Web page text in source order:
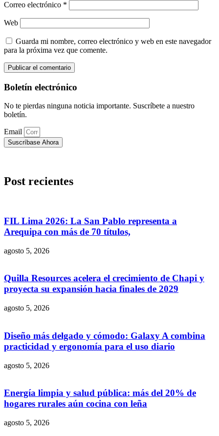
Correo electrónico *
Web
Guarda mi nombre, correo electrónico y web en este navegador
para la próxima vez que comente.
Boletín electrónico
No te pierdas ninguna noticia importante. Suscríbete a nuestro
boletín.
Email
Suscríbase Ahora
Post recientes
FIL Lima 2026: La San Pablo representa a
Arequipa con más de 70 títulos,
agosto 5, 2026
Quilla Resources acelera el crecimiento de Chapi y
proyecta su expansión hacia finales de 2029
agosto 5, 2026
Diseño más delgado y cómodo: Galaxy A combina
practicidad y ergonomía para el uso diario
agosto 5, 2026
Energía limpia y salud pública: más del 20% de
hogares rurales aún cocina con leña
agosto 5, 2026